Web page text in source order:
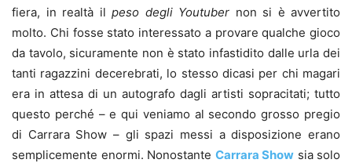
fiera, in realtà il peso degli Youtuber non si è avvertito
molto. Chi fosse stato interessato a provare qualche gioco
da tavolo, sicuramente non è stato infastidito dalle urla dei
tanti ragazzini decerebrati, lo stesso dicasi per chi magari
era in attesa di un autografo dagli artisti sopracitati; tutto
questo perché – e qui veniamo al secondo grosso pregio
di Carrara Show – gli spazi messi a disposizione erano
semplicemente enormi. Nonostante Carrara Show sia solo